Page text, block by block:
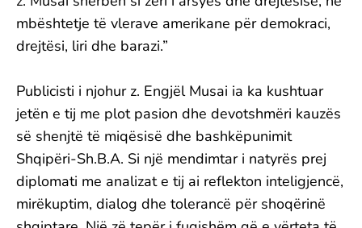
mbështetje të vlerave amerikane për demokraci,
drejtësi, liri dhe barazi.”
Publicisti i njohur z. Engjël Musai ia ka kushtuar
jetën e tij me plot pasion dhe devotshmëri kauzës
së shenjtë të miqësisë dhe bashkëpunimit
Shqipëri-Sh.B.A. Si një mendimtar i natyrës prej
diplomati me analizat e tij ai reflekton inteligjencë,
mirëkuptim, dialog dhe tolerancë për shoqërinë